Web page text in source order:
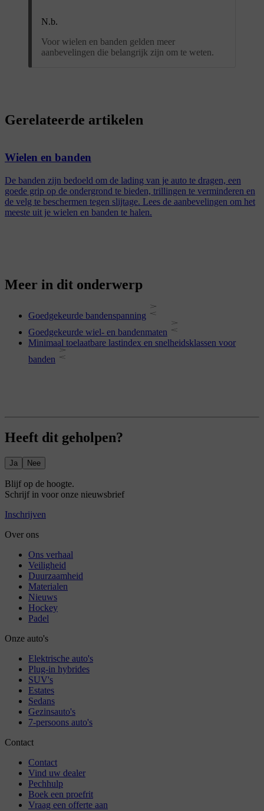
N.b.
Voor wielen en banden gelden meer
aanbevelingen die belangrijk zijn om te weten.
Gerelateerde artikelen
Wielen en banden
De banden zijn bedoeld om de lading van je auto te dragen, een
goede grip op de ondergrond te bieden, trillingen te verminderen en
de velg te beschermen tegen slijtage. Lees de aanbevelingen om het
meeste uit je wielen en banden te halen.
Meer in dit onderwerp
Goedgekeurde bandenspanning
Goedgekeurde wiel- en bandenmaten
Minimaal toelaatbare lastindex en snelheidsklassen voor
banden
Heeft dit geholpen?
Ja Nee